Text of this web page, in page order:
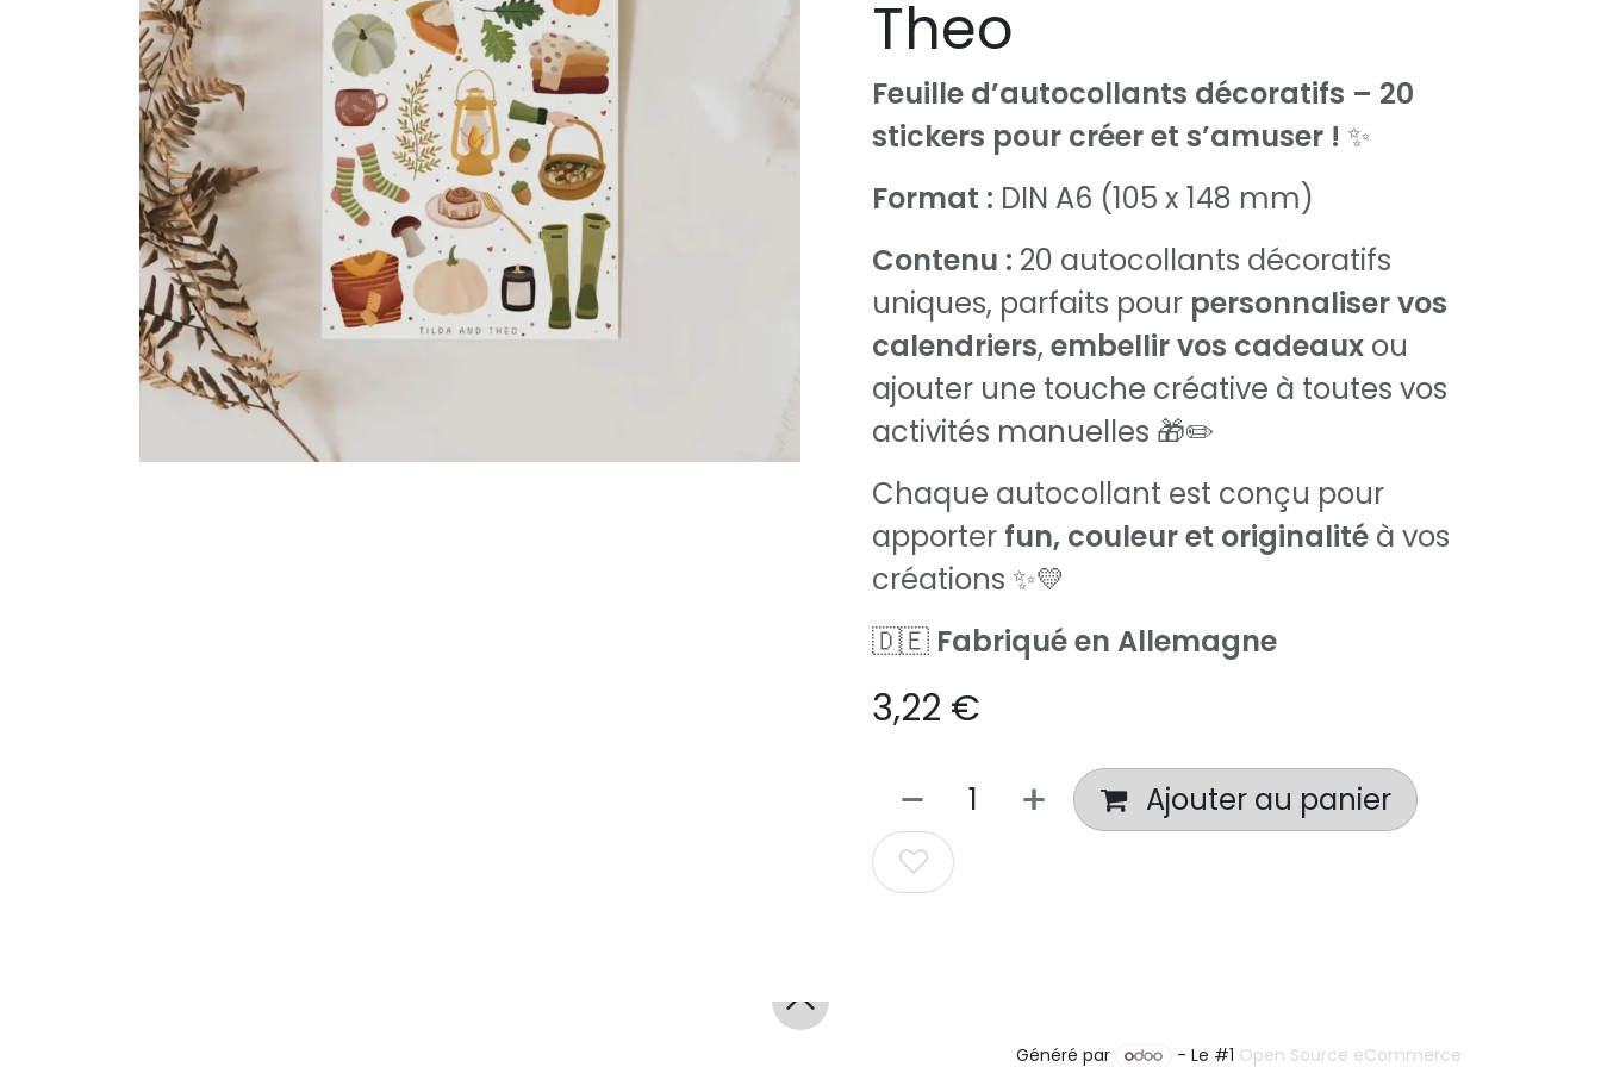
Theo
Feuille d’autocollants décoratifs – 20
stickers pour créer et s’amuser ! ✨
Format : DIN A6 (105 x 148 mm)
Contenu : 20 autocollants décoratifs
uniques, parfaits pour personnaliser vos
calendriers, embellir vos cadeaux ou
ajouter une touche créative à toutes vos
activités manuelles 🎁✏️
Chaque autocollant est conçu pour
apporter fun, couleur et originalité à vos
créations ✨💛
🇩🇪 Fabriqué en Allemagne
3,22 €
Ajouter au panier
Généré par - Le #1 Open Source eCommerce